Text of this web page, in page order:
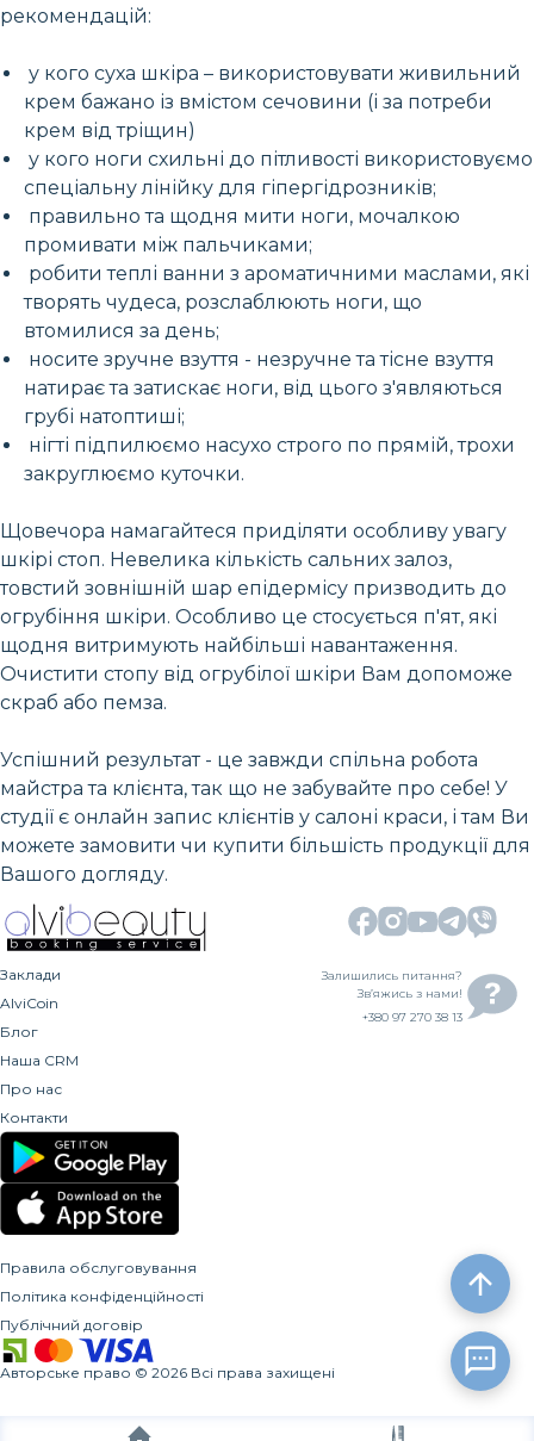
рекомендацій:
у кого суха шкіра – використовувати живильний
крем бажано із вмістом сечовини (і за потреби
крем від тріщин)
у кого ноги схильні до пітливості використовуємо
спеціальну лінійку для гіпергідрозників;
правильно та щодня мити ноги, мочалкою
промивати між пальчиками;
робити теплі ванни з ароматичними маслами, які
творять чудеса, розслаблюють ноги, що
втомилися за день;
носите зручне взуття - незручне та тісне взуття
натирає та затискає ноги, від цього з'являються
грубі натоптиші;
нігті підпилюємо насухо строго по прямій, трохи
закруглюємо куточки.
Щовечора намагайтеся приділяти особливу увагу
шкірі стоп. Невелика кількість сальних залоз,
товстий зовнішній шар епідермісу призводить до
огрубіння шкіри. Особливо це стосується п'ят, які
щодня витримують найбільші навантаження.
Очистити стопу від огрубілої шкіри Вам допоможе
скраб або пемза.
Успішний результат - це завжди спільна робота
майстра та клієнта, так що не забувайте про себе! У
студії є онлайн запис клієнтів у салоні краси, і там Ви
можете замовити чи купити більшість продукції для
Вашого догляду.
Заклади
AlviCoin
Блог
Наша CRM
Про нас
Контакти
Залишились питання?
Зв’яжись з нами!
+380 97 270 38 13
Правила обслуговування
Політика конфіденційності
Публічний договір
Авторське право © 2026 Всі права захищені